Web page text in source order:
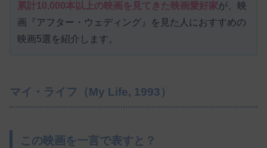
累計10,000本以上の映画を見てきた映画愛好家が、映
画『アフター・ウェディング』を見た人におすすめの
映画5選を紹介します。
マイ・ライフ（My Life, 1993）
この映画を一言で表すと？